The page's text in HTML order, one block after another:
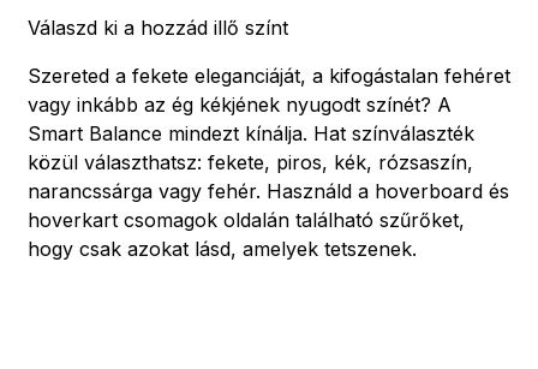
Válaszd ki a hozzád illő színt
Szereted a fekete eleganciáját, a kifogástalan fehéret
vagy inkább az ég kékjének nyugodt színét? A
Smart Balance mindezt kínálja. Hat színválaszték
közül választhatsz: fekete, piros, kék, rózsaszín,
narancssárga vagy fehér. Használd a hoverboard és
hoverkart csomagok oldalán található szűrőket,
hogy csak azokat lásd, amelyek tetszenek.